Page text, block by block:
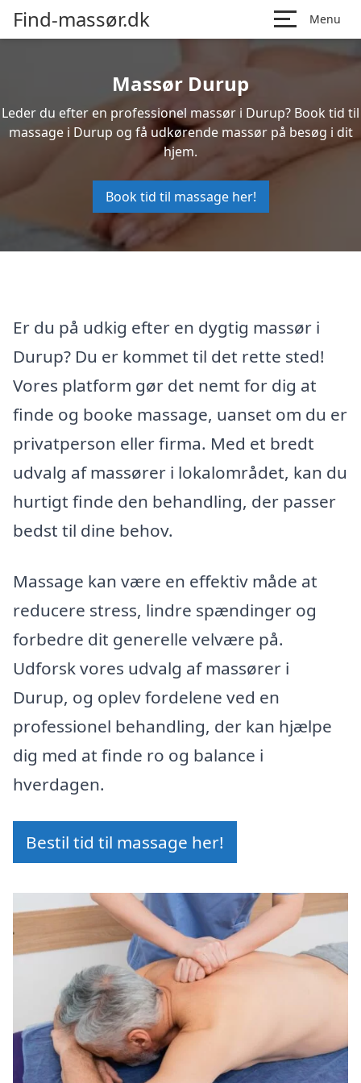
Find-massør.dk Menu
Massør Durup
Leder du efter en professionel massør i Durup? Book tid til
massage i Durup og få udkørende massør på besøg i dit
hjem.
Book tid til massage her!
Er du på udkig efter en dygtig massør i
Durup? Du er kommet til det rette sted!
Vores platform gør det nemt for dig at
finde og booke massage, uanset om du er
privatperson eller firma. Med et bredt
udvalg af massører i lokalområdet, kan du
hurtigt finde den behandling, der passer
bedst til dine behov.
Massage kan være en effektiv måde at
reducere stress, lindre spændinger og
forbedre dit generelle velvære på.
Udforsk vores udvalg af massører i
Durup, og oplev fordelene ved en
professionel behandling, der kan hjælpe
dig med at finde ro og balance i
hverdagen.
Bestil tid til massage her!